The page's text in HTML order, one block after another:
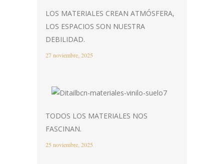
LOS MATERIALES CREAN ATMÓSFERA,
LOS ESPACIOS SON NUESTRA
DEBILIDAD.
27 noviembre, 2025
TODOS LOS MATERIALES NOS
FASCINAN.
25 noviembre, 2025